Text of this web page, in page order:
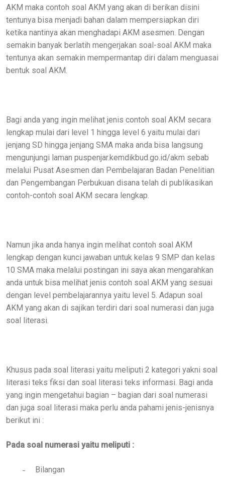
AKM maka contoh soal AKM yang akan di berikan disini
tentunya bisa menjadi bahan dalam mempersiapkan diri
ketika nantinya akan menghadapi AKM asesmen. Dengan
semakin banyak berlatih mengerjakan soal-soal AKM maka
tentunya akan semakin mempermantap diri dalam menguasai
bentuk soal AKM.
Bagi anda yang ingin melihat jenis contoh soal AKM secara
lengkap mulai dari level 1 hingga level 6 yaitu mulai dari
jenjang SD hingga jenjang SMA maka anda bisa langsung
mengunjungi laman puspenjar.kemdikbud.go.id/akm sebab
melalui Pusat Asesmen dan Pembelajaran Badan Penelitian
dan Pengembangan Perbukuan disana telah di publikasikan
contoh-contoh soal AKM secara lengkap.
Namun jika anda hanya ingin melihat contoh soal AKM
lengkap dengan kunci jawaban untuk kelas 9 SMP dan kelas
10 SMA maka melalui postingan ini saya akan mengarahkan
anda untuk bisa melihat jenis contoh soal AKM yang sesuai
dengan level pembelajarannya yaitu level 5. Adapun soal
AKM yang akan di sajikan terdiri dari soal numerasi dan juga
soal literasi.
Khusus pada soal literasi yaitu meliputi 2 kategori yakni soal
literasi teks fiksi dan soal literasi teks informasi. Bagi anda
yang ingin mengetahui bagian – bagian dari soal numerasi
dan juga soal literasi maka perlu anda pahami jenis-jenisnya
berikut ini :
Pada soal numerasi yaitu meliputi :
- Bilangan